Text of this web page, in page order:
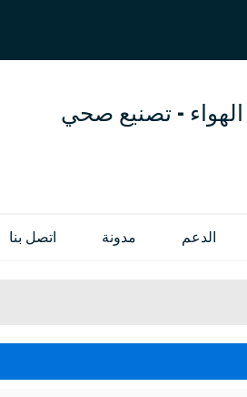
- تصنيع صحي
الدعم مدونة اتصل بنا